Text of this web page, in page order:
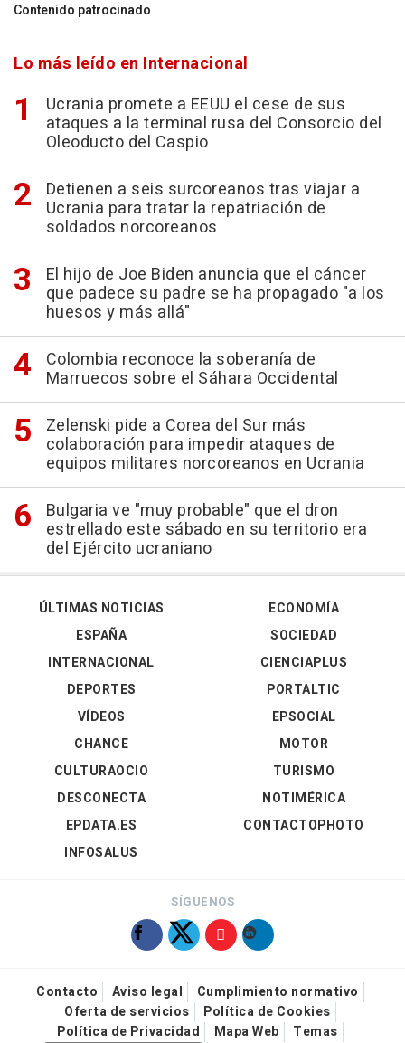
Contenido patrocinado
Lo más leído en Internacional
Ucrania promete a EEUU el cese de sus
ataques a la terminal rusa del Consorcio del
Oleoducto del Caspio
Detienen a seis surcoreanos tras viajar a
Ucrania para tratar la repatriación de
soldados norcoreanos
El hijo de Joe Biden anuncia que el cáncer
que padece su padre se ha propagado "a los
huesos y más allá"
Colombia reconoce la soberanía de
Marruecos sobre el Sáhara Occidental
Zelenski pide a Corea del Sur más
colaboración para impedir ataques de
equipos militares norcoreanos en Ucrania
Bulgaria ve "muy probable" que el dron
estrellado este sábado en su territorio era
del Ejército ucraniano
ÚLTIMAS NOTICIAS
ESPAÑA
INTERNACIONAL
DEPORTES
VÍDEOS
ECONOMÍA
SOCIEDAD
CIENCIAPLUS
PORTALTIC
EPSOCIAL
CHANCE
CULTURAOCIO
DESCONECTA
EPDATA.ES
INFOSALUS
MOTOR
TURISMO
NOTIMÉRICA
CONTACTOPHOTO
SÍGUENOS
Contacto Aviso legal
Cumplimiento normativo
Oferta de servicios
Política de Cookies
Política de Privacidad
Mapa Web Temas